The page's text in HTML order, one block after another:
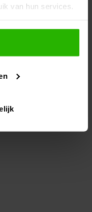
van hun services.
je Voordeeluitjes.nl
media en
instellen welke